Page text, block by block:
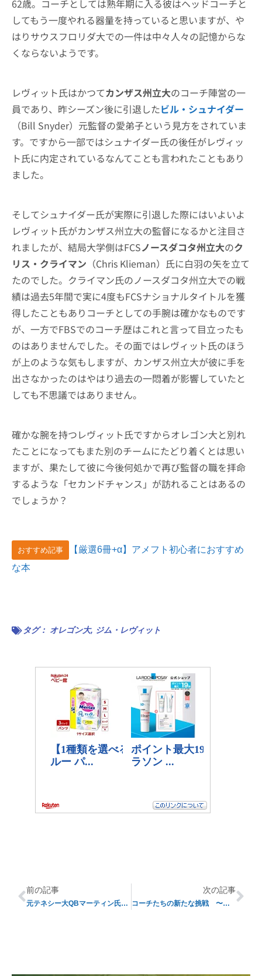
62歳。コーチとしては熟年期に入る彼はヘッドコーチと
してもう一度やれる器量を持っていると思いますが、や
はりサウスフロリダ大での一件は中々人々の記憶からな
くならないようです。
レヴィット氏はかつてカンザス州立大のコーチ陣営の一
員であり、昨シーズン後に引退したビル・シュナイダー
（Bill Snyder）元監督の愛弟子という見方をされていま
す。ですから一部ではシュナイダー氏の後任がレヴィッ
ト氏に内定されているなんてことも言われたこともあり
ました。
そしてシュナイダー氏が実際に引退した際にはいよいよ
レヴィット氏がカンザス州立大の監督になるかと注目さ
れましたが、結局大学側はFCSノースダコタ州立大のク
リス・クライマン （Chris Klieman）氏に白羽の矢を立て
たのでした。クライマン氏のノースダコタ州立大での戦
績は過去5年間で実に4度もFCSナショナルタイトルを獲
得したこともありコーチとしての手腕は確かなものです
が、一方でFBSでのコーチ歴はこれと言って目立ったも
のはありませんでした。その面ではレヴィット氏のほう
が上のような気もしますが、カンザス州立大が彼に手を
出さなかったのはやはり過去の一悶着が影響していたと
しても不思議ではありません。
確かな腕を持つレヴィット氏ですからオレゴン大と別れ
たことになってもまた別のチームにたどり着くとは思い
ますが、果たして彼に今後何処かで再び監督の職を拝命
するような「セカンドチャンス」が訪れることはあるの
でしょうか？
おすすめ記事
【厳選6冊+α】アメフト初心者におすすめ
な本
タグ： オレゴン大, ジム・レヴィット
前の記事
元テネシー大QBマーティン氏が母校に凱旋
次の記事
コーチたちの新たな挑戦 〜ジョージア大の場合〜